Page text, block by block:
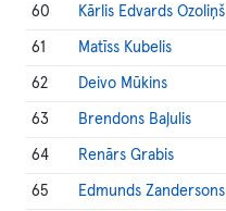
60 Kārlis Edvards Ozoliņš
61 Matīss Kubelis
62 Deivo Mūkins
63 Brendons Baļulis
64 Renārs Grabis
65 Edmunds Zandersons